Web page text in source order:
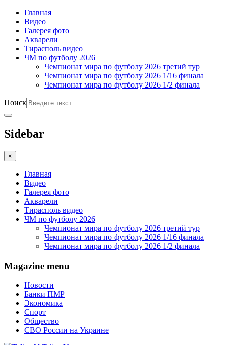
Главная
Видео
Галерея фото
Акварели
Тирасполь видео
ЧМ по футболу 2026
Чемпионат мира по футболу 2026 третий тур
Чемпионат мира по футболу 2026 1/16 финала
Чемпионат мира по футболу 2026 1/2 финала
Поиск
Sidebar
×
Главная
Видео
Галерея фото
Акварели
Тирасполь видео
ЧМ по футболу 2026
Чемпионат мира по футболу 2026 третий тур
Чемпионат мира по футболу 2026 1/16 финала
Чемпионат мира по футболу 2026 1/2 финала
Magazine menu
Новости
Банки ПМР
Экономика
Спорт
Общество
СВО России на Украине